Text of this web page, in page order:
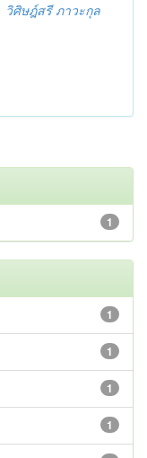
วิศิษฎ์สรี ภาวะกุล
1
1
1
1
1